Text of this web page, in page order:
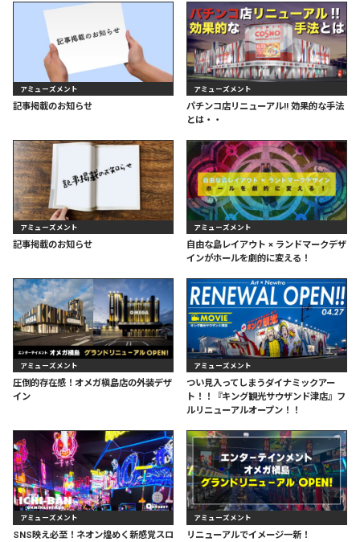
アミューズメント
記事掲載のお知らせ
アミューズメント
パチンコ店リニューアル!! 効果的な手法
とは・・
アミューズメント
記事掲載のお知らせ
アミューズメント
自由な島レイアウト × ランドマークデザ
インがホールを劇的に変える！
アミューズメント
圧倒的存在感！オメガ槇島店の外装デザ
イン
アミューズメント
つい見入ってしまうダイナミックアー
ト！！『キング観光サウザンド津店』フ
ルリニューアルオープン！！
アミューズメント
SNS映え必至！ネオン煌めく新感覚スロ
アミューズメント
リニューアルでイメージ一新！